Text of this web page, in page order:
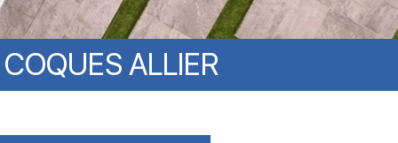
COQUES ALLIER